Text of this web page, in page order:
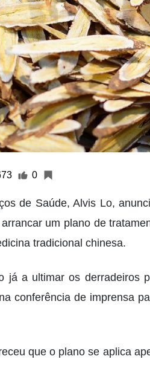
0
de Saúde, Alvis Lo,
um plano de
tradicional chinesa.
já a ultimar os derradeiros
conferência de imprensa
que o plano se aplica